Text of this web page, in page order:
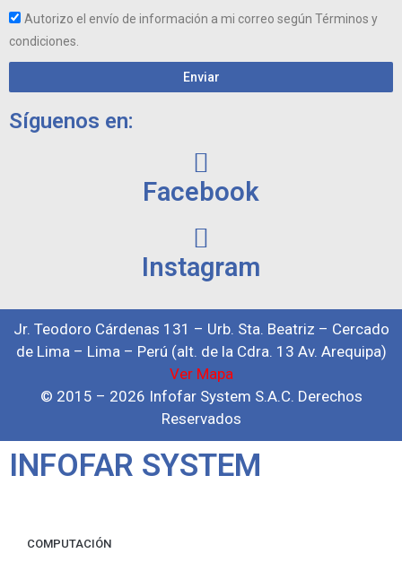
Autorizo el envío de información a mi correo según Términos y
condiciones.
Enviar
Síguenos en:
Facebook
Instagram
Jr. Teodoro Cárdenas 131 – Urb. Sta. Beatriz – Cercado
de Lima – Lima – Perú (alt. de la Cdra. 13 Av. Arequipa)
Ver Mapa
© 2015 – 2026 Infofar System S.A.C. Derechos
Reservados
INFOFAR SYSTEM
COMPUTACIÓN